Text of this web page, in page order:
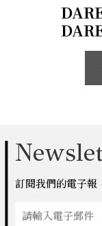
訂閱我們的電子報